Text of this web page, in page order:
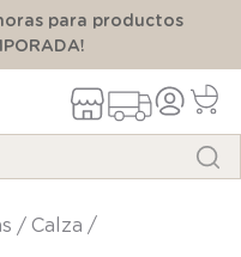
para productos
calza